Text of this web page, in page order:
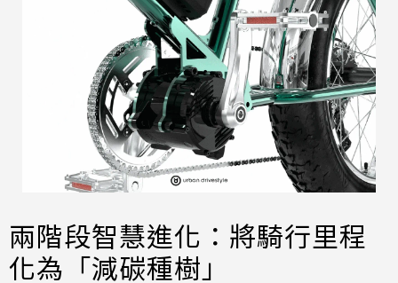
兩階段智慧進化：將騎行里程
化為「減碳種樹」